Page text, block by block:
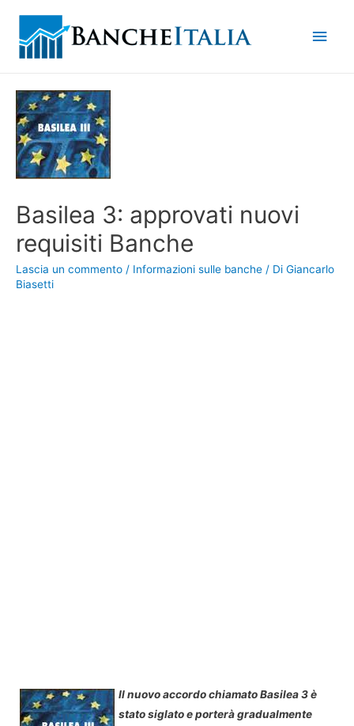
Basilea 3: approvati nuovi
requisiti Banche
Lascia un commento / Informazioni sulle banche / Di Giancarlo
Biasetti
Il nuovo accordo chiamato Basilea 3 è
stato siglato e porterà gradualmente